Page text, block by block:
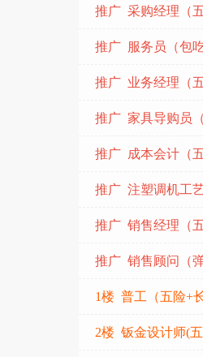
推广 采购经理（
推广 业务经理（
推广 销售经理（
推广 销售顾问（
1楼 普工（五险+
2楼 钣金设计师(